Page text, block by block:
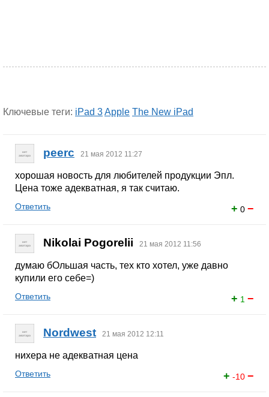
Ключевые теги: iPad 3Apple The New iPad
peerc 21 мая 2012 11:27
хорошая новость для любителей продукции Эпл.
Цена тоже адекватная, я так считаю.
+ 0 −
Ответить
Nikolai Pogorelii 21 мая 2012 11:56
думаю бОльшая часть, тех кто хотел, уже давно
купили его себе=)
+ 1 −
Ответить
Nordwest 21 мая 2012 12:11
нихера не адекватная цена
+ -10 −
Ответить